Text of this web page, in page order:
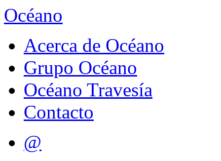
Océano
Acerca de Océano
Grupo Océano
Océano Travesía
Contacto
@